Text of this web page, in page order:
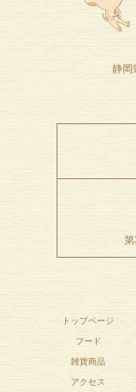
静岡
トップページ
フード
雑貨商品
アクセス